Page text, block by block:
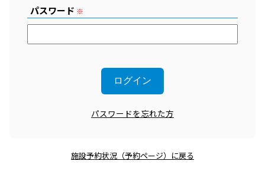
パスワード ※
パスワードを忘れた方
施設予約状況（予約ページ）に戻る